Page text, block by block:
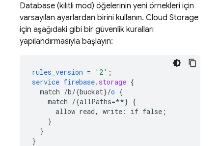
Database (kilitli mod) öğelerinin yeni örnekleri için
varsayılan ayarlardan birini kullanın. Cloud Storage
için aşağıdaki gibi bir güvenlik kuralları
yapılandırmasıyla başlayın:
rules_version = '2' ;
service firebase. storage {
match /b/{bucket}/o {
match /{allPaths=**} {
allow read, write : if false ;
}
}
}